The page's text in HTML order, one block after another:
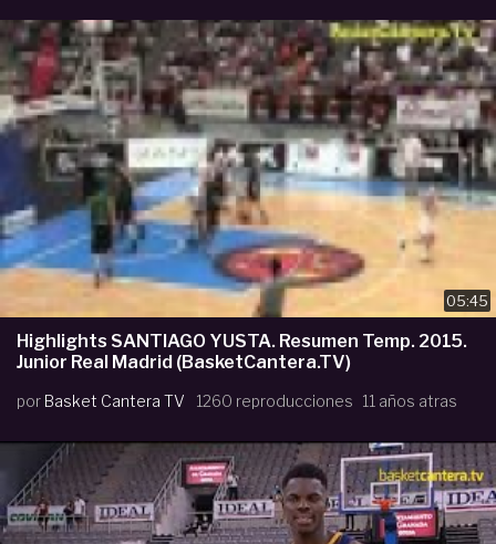
05:45
Highlights SANTIAGO YUSTA. Resumen Temp. 2015.
Junior Real Madrid (BasketCantera.TV)
por Basket Cantera TV 1260 reproducciones 11 años atras